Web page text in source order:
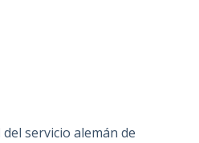
servicio alemán de